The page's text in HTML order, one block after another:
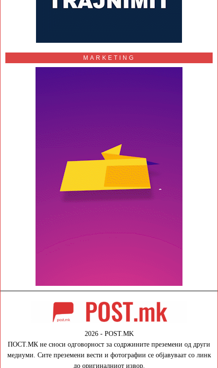
MARKETING
2026 - POST.MK
ПОСТ.МК не сноси одговорност за содржините преземени од други
медиуми. Сите преземени вести и фотографии се објавуваат со линк
до оригиналниот извор.